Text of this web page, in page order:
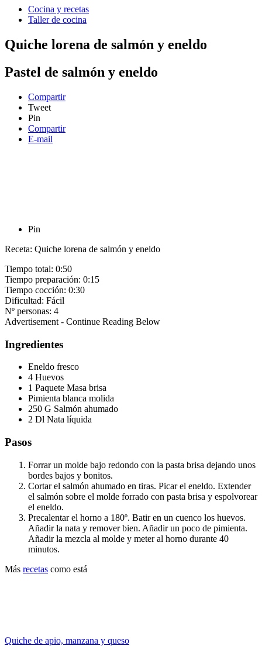
Cocina y recetas
Taller de cocina
Quiche lorena de salmón y eneldo
Pastel de salmón y eneldo
Compartir
Tweet
Pin
Compartir
E-mail
Pin
Receta: Quiche lorena de salmón y eneldo
Tiempo total: 0:50
Tiempo preparación: 0:15
Tiempo cocción: 0:30
Dificultad: Fácil
Nº personas: 4
Advertisement - Continue Reading Below
Ingredientes
Eneldo fresco
4 Huevos
1 Paquete Masa brisa
Pimienta blanca molida
250 G Salmón ahumado
2 Dl Nata líquida
Pasos
Forrar un molde bajo redondo con la pasta brisa dejando unos
bordes bajos y bonitos.
Cortar el salmón ahumado en tiras. Picar el eneldo. Extender
el salmón sobre el molde forrado con pasta brisa y espolvorear
el eneldo.
Precalentar el horno a 180º. Batir en un cuenco los huevos.
Añadir la nata y remover bien. Añadir un poco de pimienta.
Añadir la mezcla al molde y meter al horno durante 40
minutos.
Más recetas como está
Quiche de apio, manzana y queso